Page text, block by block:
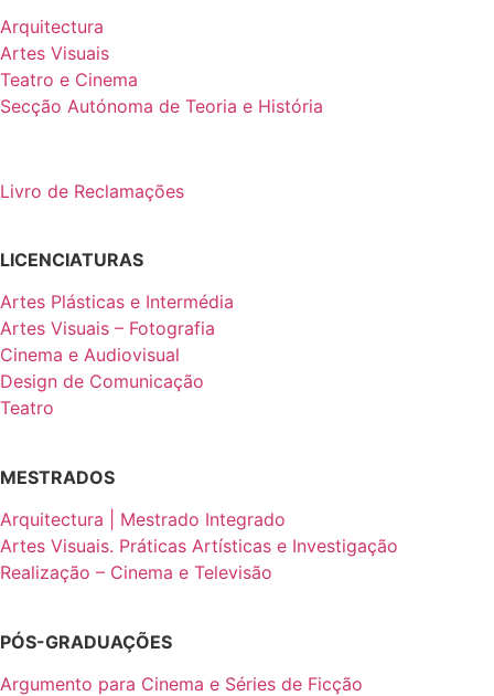
Arquitectura
Artes Visuais
Teatro e Cinema
Secção Autónoma de Teoria e História
Livro de Reclamações
LICENCIATURAS
Artes Plásticas e Intermédia
Artes Visuais – Fotografia
Cinema e Audiovisual
Design de Comunicação
Teatro
MESTRADOS
Arquitectura | Mestrado Integrado
Artes Visuais. Práticas Artísticas e Investigação
Realização – Cinema e Televisão
PÓS-GRADUAÇÕES
Argumento para Cinema e Séries de Ficção